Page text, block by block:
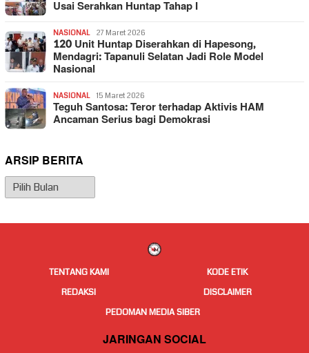
Usai Serahkan Huntap Tahap I
NASIONAL 27 Maret 2026
120 Unit Huntap Diserahkan di Hapesong,
Mendagri: Tapanuli Selatan Jadi Role Model
Nasional
NASIONAL 15 Maret 2026
Teguh Santosa: Teror terhadap Aktivis HAM
Ancaman Serius bagi Demokrasi
ARSIP BERITA
Arsip
Berita
TENTANG KAMI
KODE ETIK
REDAKSI
DISCLAIMER
PEDOMAN MEDIA SIBER
JARINGAN SOCIAL